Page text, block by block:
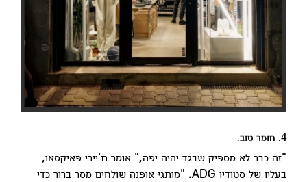
4. חומר טוב.
"זה כבר לא מספיק שבגד יהיה יפה," אומר ת'יירי פאיקסאו,
בעליו של סטודיו ADG. "מותגי אופנה שולחים מסר ברור כדי